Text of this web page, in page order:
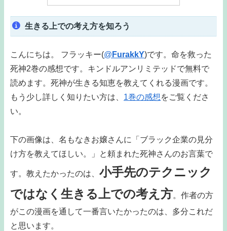
生きる上での考え方を知ろう
こんにちは。 フラッキー(@ FurakkY)です。命を救った
死神2巻の感想です。キンドルアンリミテッドで無料で
読めます。死神が生きる知恵を教えてくれる漫画です。
もう少し詳しく知りたい方は、 1巻の感想をご覧くださ
い。
下の画像は、名もなきお嬢さんに「ブラック企業の見分
け方を教えてほしい。」と頼まれた死神さんのお言葉で
す。教えたかったのは、 小手先のテクニック
ではなく生きる上での考え方。作者の方
がこの漫画を通して一番言いたかったのは、多分これだ
と思います。